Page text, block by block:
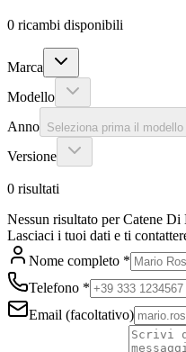
0 ricambi disponibili
Marca
Modello
Anno Seleziona prima il modello
Versione
0 risultati
Nessun risultato per Catene
Lasciaci i tuoi dati e ti
Nome completo *
Telefono *
Email (facoltativo)